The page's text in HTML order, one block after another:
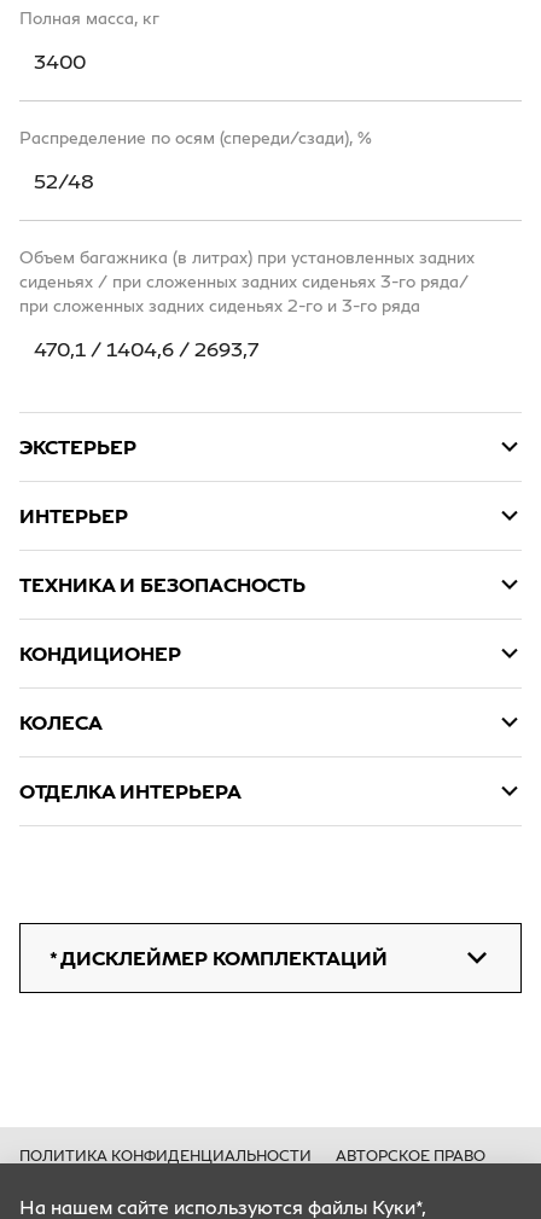
Полная масса, кг
3400
Распределение по осям (спереди/сзади), %
52/48
Объем багажника (в литрах) при установленных задних
сиденьях / при сложенных задних сиденьях 3-го ряда/
при сложенных задних сиденьях 2-го и 3-го ряда
470,1 / 1404,6 / 2693,7
ЭКСТЕРЬЕР
ИНТЕРЬЕР
ТЕХНИКА И БЕЗОПАСНОСТЬ
КОНДИЦИОНЕР
КОЛЕСА
ОТДЕЛКА ИНТЕРЬЕРА
* ДИСКЛЕЙМЕР КОМПЛЕКТАЦИЙ
ПОЛИТИКА КОНФИДЕНЦИАЛЬНОСТИ
АВТОРСКОЕ ПРАВО
На нашем сайте используются файлы Куки*,